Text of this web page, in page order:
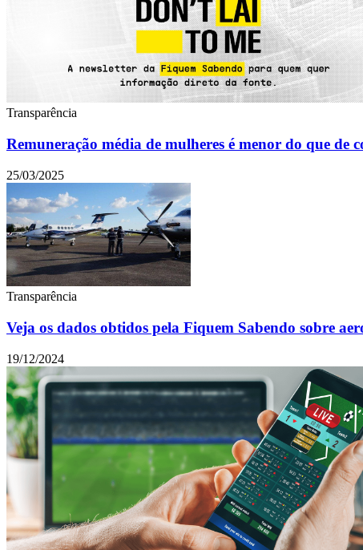
Transparência
Remuneração média de mulheres é menor do que de
25/03/2025
Transparência
Veja os dados obtidos pela Fiquem Sabendo sobre
19/12/2024